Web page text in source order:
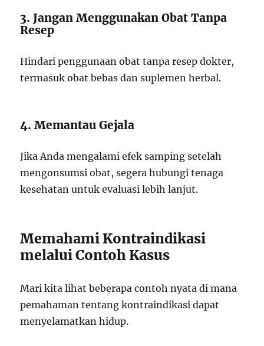
3. Jangan Menggunakan Obat Tanpa
Resep
Hindari penggunaan obat tanpa resep dokter,
termasuk obat bebas dan suplemen herbal.
4. Memantau Gejala
Jika Anda mengalami efek samping setelah
mengonsumsi obat, segera hubungi tenaga
kesehatan untuk evaluasi lebih lanjut.
Memahami Kontraindikasi
melalui Contoh Kasus
Mari kita lihat beberapa contoh nyata di mana
pemahaman tentang kontraindikasi dapat
menyelamatkan hidup.